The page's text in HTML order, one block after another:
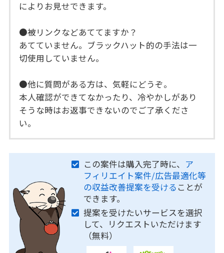
によりお見せできます。
●被リンクなどあててますか？
あてていません。ブラックハット的の手法は一
切使用していません。
●他に質問がある方は、気軽にどうぞ。
本人確認ができてなかったり、冷やかしがあり
そうな時はお返事できないのでご了承くださ
い。
この案件は購入完了時に、 ア
フィリエイト案件/広告最適化等
の収益改善提案を受ける ことが
できます。
提案を受けたいサービスを選択
して、リクエストいただけます
（無料）